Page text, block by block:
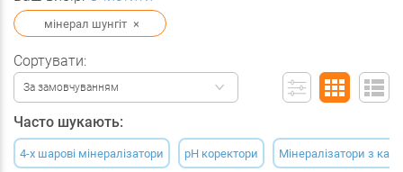
мінерал шунгіт ×
Сортувати:
За замовчуванням
Часто шукають:
4-х шарові мінералізатори pH коректори Мінералізатори з